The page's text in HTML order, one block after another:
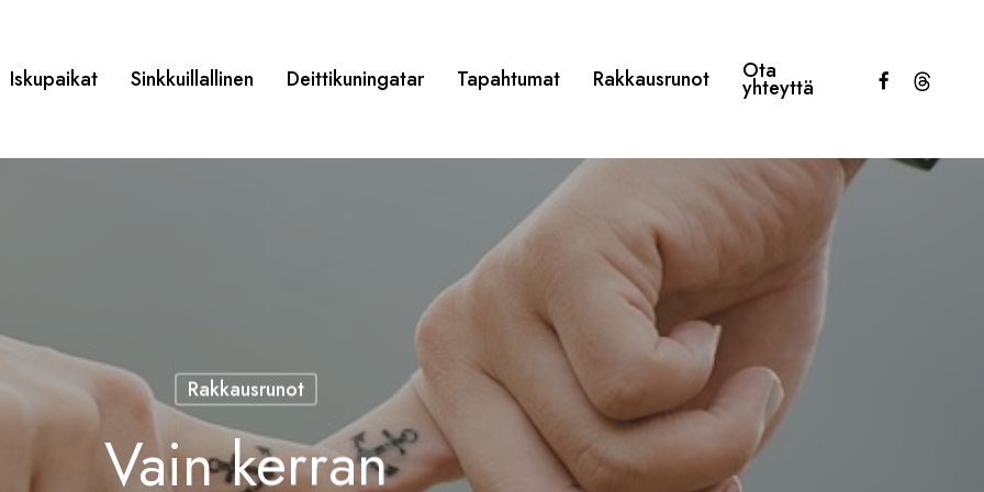
Iskupaikat Sinkkuillallinen Deittikuningatar Tapahtumat Rakkausrunot Ota
yhteyttä facebookthreads
Rakkausrunot
Vain kerran